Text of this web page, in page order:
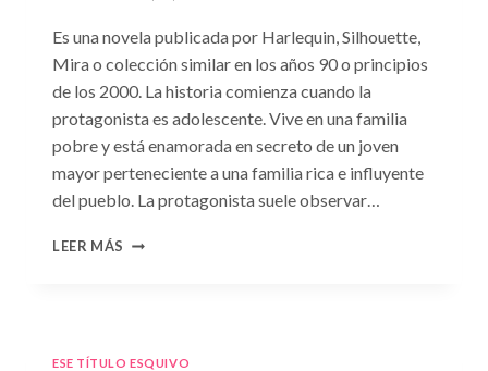
Es una novela publicada por Harlequin, Silhouette,
Mira o colección similar en los años 90 o principios
de los 2000. La historia comienza cuando la
protagonista es adolescente. Vive en una familia
pobre y está enamorada en secreto de un joven
mayor perteneciente a una familia rica e influyente
del pueblo. La protagonista suele observar…
LEER MÁS CONSULTA
ESE TÍTULO ESQUIVO